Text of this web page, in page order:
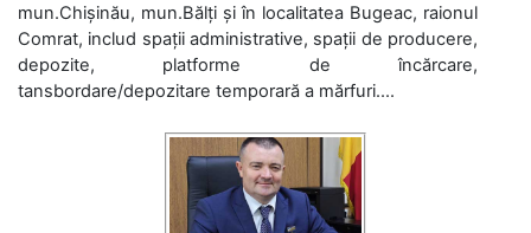
mun.Chișinău, mun.Bălți și în localitatea Bugeac, raionul
Comrat, includ spații administrative, spații de producere,
depozite, platforme de încărcare,
tansbordare/depozitare temporară a mărfuri....